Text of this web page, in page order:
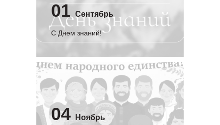
01 Сентябрь
C Днем знаний!
04 Ноябрь